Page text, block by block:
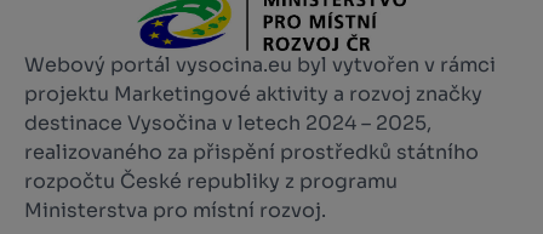
Webový portál vysocina.eu byl vytvořen v rámci
projektu Marketingové aktivity a rozvoj značky
destinace Vysočina v letech 2024 – 2025,
realizovaného za přispění prostředků státního
rozpočtu České republiky z programu
Ministerstva pro místní rozvoj.